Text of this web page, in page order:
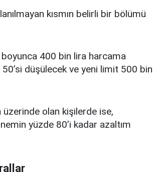
kısmın belirli bir bölümü
400 bin lira harcama
50’si düşülecek ve yeni limit 500 bin
olan kişilerde ise,
yüzde 80’i kadar azaltım